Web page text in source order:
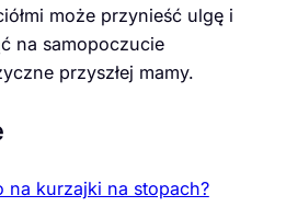
może przynieść ulgę i
na samopoczucie
przyszłej mamy.
na kurzajki na stopach?